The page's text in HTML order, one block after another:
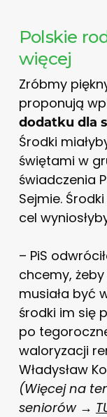
Polskie
więcej
Zróbmy
proponują
dodatku dla
Środki
świętami w
świadczenia
Sejmie.
cel
– PiS
chcemy,
musiała być
środki im się
po
waloryzacji
Władysław
(Więcej na
seniorów →